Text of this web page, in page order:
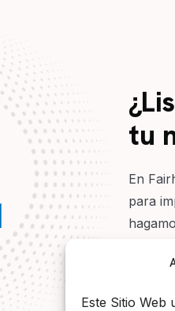
Este Sitio Web
tu
En
para